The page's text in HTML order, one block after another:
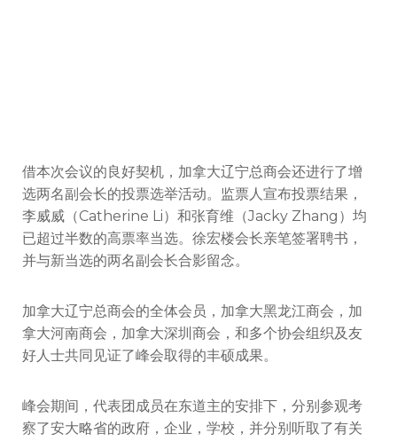
借本次会议的良好契机，加拿大辽宁总商会还进行了增
选两名副会长的投票选举活动。监票人宣布投票结果，
李威威（Catherine Li）和张育维（Jacky Zhang）均
已超过半数的高票率当选。徐宏楼会长亲笔签署聘书，
并与新当选的两名副会长合影留念。
加拿大辽宁总商会的全体会员，加拿大黑龙江商会，加
拿大河南商会，加拿大深圳商会，和多个协会组织及友
好人士共同见证了峰会取得的丰硕成果。
峰会期间，代表团成员在东道主的安排下，分别参观考
察了安大略省的政府，企业，学校，并分别听取了有关